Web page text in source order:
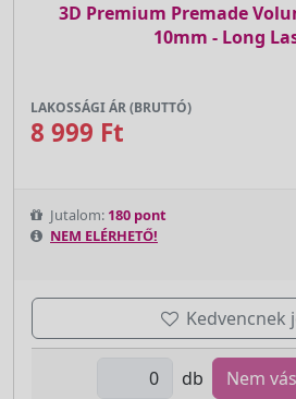
3D Premium Premade
10mm - Long
LAKOSSÁGI ÁR (BRUTTÓ)
8 999 Ft
Jutalom: 180 pont
NEM ELÉRHETŐ!
Kedvencnek
db Nem